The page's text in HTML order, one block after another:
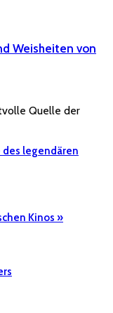
Weisheiten von
Quelle der
des legendären
Kinos »